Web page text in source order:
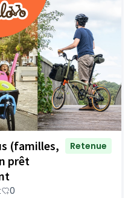
(familles,
prêt
Retenue
0